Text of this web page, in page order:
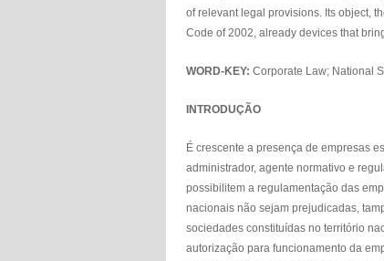
of relevant legal provisions. Its object,
Code of 2002, already devices that
WORD-KEY: Corporate Law; National
INTRODUÇÃO
É crescente a presença de empresas
administrador, agente normativo e
possibilitem a regulamentação das
nacionais não sejam prejudicadas,
sociedades constituídas no território
autorização para funcionamento da